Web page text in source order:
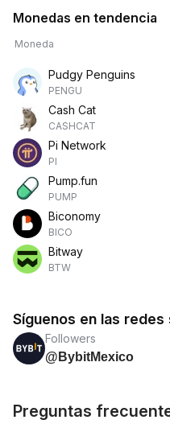
Monedas en tendencia
Moneda
Pudgy Penguins
PENGU
Cash Cat
CASHCAT
Pi Network
PI
Pump.fun
PUMP
Biconomy
BICO
Bitway
BTW
Síguenos en las redes
Followers
@BybitMexico
Preguntas